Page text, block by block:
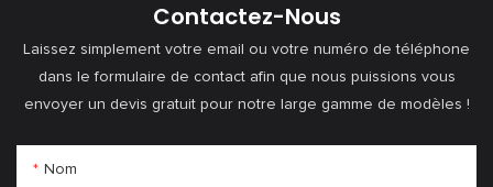
Contactez-Nous
Laissez simplement votre email ou votre numéro de téléphone
dans le formulaire de contact afin que nous puissions vous
envoyer un devis gratuit pour notre large gamme de modèles !
Nom